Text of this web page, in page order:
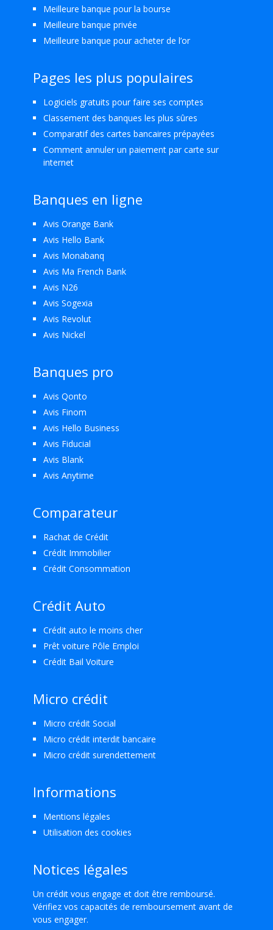
Meilleure banque pour la bourse
Meilleure banque privée
Meilleure banque pour acheter de l’or
Pages les plus populaires
Logiciels gratuits pour faire ses comptes
Classement des banques les plus sûres
Comparatif des cartes bancaires prépayées
Comment annuler un paiement par carte sur
internet
Banques en ligne
Avis Orange Bank
Avis Hello Bank
Avis Monabanq
Avis Ma French Bank
Avis N26
Avis Sogexia
Avis Revolut
Avis Nickel
Banques pro
Avis Qonto
Avis Finom
Avis Hello Business
Avis Fiducial
Avis Blank
Avis Anytime
Comparateur
Rachat de Crédit
Crédit Immobilier
Crédit Consommation
Crédit Auto
Crédit auto le moins cher
Prêt voiture Pôle Emploi
Crédit Bail Voiture
Micro crédit
Micro crédit Social
Micro crédit interdit bancaire
Micro crédit surendettement
Informations
Mentions légales
Utilisation des cookies
Notices légales
Un crédit vous engage et doit être remboursé.
Vérifiez vos capacités de remboursement avant de
vous engager.